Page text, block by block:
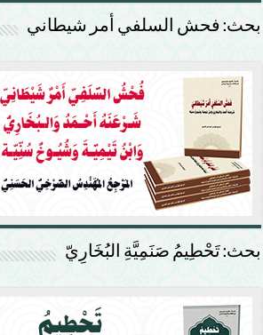
بحث: فحش السلفي أمر شيطاني
بحث: تَحْطِيمُ صَنَمِيَّةِ البُخَارِيّ